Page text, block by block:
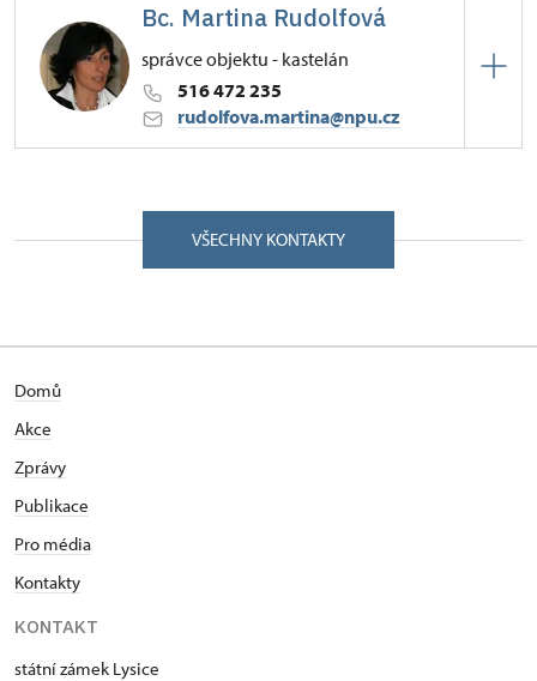
Bc. Martina Rudolfová
správce objektu - kastelán
516 472 235
rudolfova.martina@npu.cz
Zámecká 1/, Lysice 67971
prestižní stáž Attingham Trustu ve Velké Británii. I
kastelánské komise generální ředitelky NPÚ.
VŠECHNY KONTAKTY
Domů
Akce
Zprávy
Publikace
Pro média
Kontakty
KONTAKT
státní zámek Lysice